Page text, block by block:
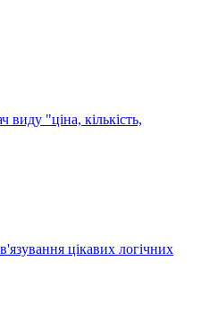
виду "ціна, кількість,
цікавих логічних